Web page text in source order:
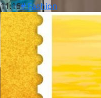
11:16# Fashion